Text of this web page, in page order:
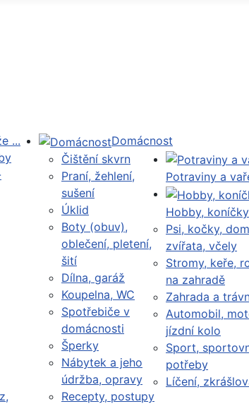
...
Domácnost
Čištění skvrn
Praní, žehlení,
sušení
Úklid
Boty (obuv),
oblečení, pletení,
šití
Dílna, garáž
Koupelna, WC
Spotřebiče v
domácnosti
Šperky
Nábytek a jeho
údržba, opravy
Potraviny a
Recepty, postupy
Hobby, koníčky
Psi, kočky,
zvířata, včely
Stromy, keře,
na zahradě
Zahrada a
Automobil,
jízdní kolo
Sport,
potřeby
Líčení,